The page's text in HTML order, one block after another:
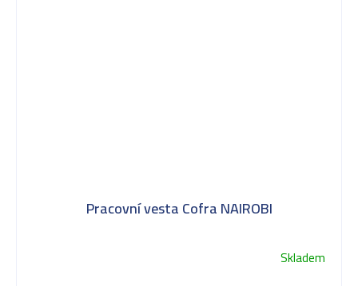
Pracovní vesta Cofra NAIROBI
Skladem